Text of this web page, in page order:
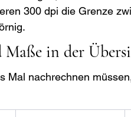
300 dpi die Grenze
Maße in der
Mal nachrechnen